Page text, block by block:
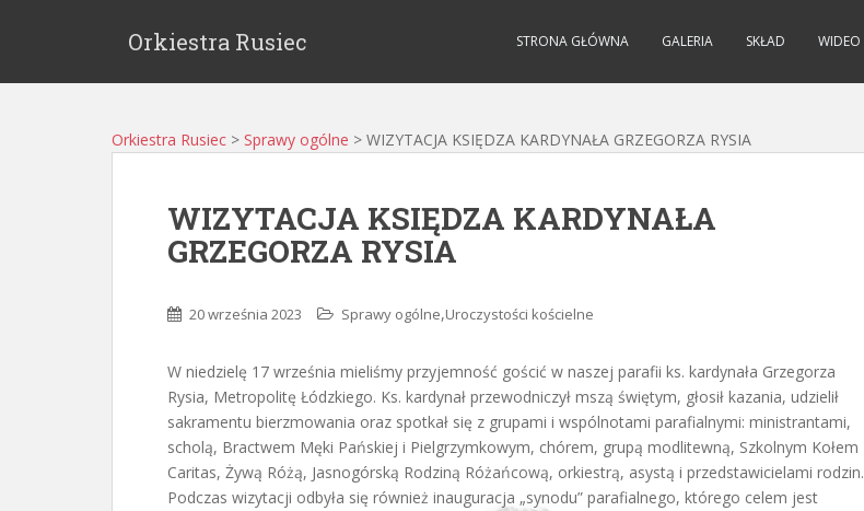
Orkiestra Rusiec STRONA GŁÓWNA GALERIA SKŁAD WIDEO
Orkiestra Rusiec > Sprawy ogólne > WIZYTACJA KSIĘDZA KARDYNAŁA GRZEGORZA RYSIA
WIZYTACJA KSIĘDZA KARDYNAŁA
GRZEGORZA RYSIA
20 września 2023 Sprawy ogólne,Uroczystości kościelne
W niedzielę 17 września mieliśmy przyjemność gościć w naszej parafii ks. kardynała Grzegorza
Rysia, Metropolitę Łódzkiego. Ks. kardynał przewodniczył mszą świętym, głosił kazania, udzielił
sakramentu bierzmowania oraz spotkał się z grupami i wspólnotami parafialnymi: ministrantami,
scholą, Bractwem Męki Pańskiej i Pielgrzymkowym, chórem, grupą modlitewną, Szkolnym Kołem
Caritas, Żywą Różą, Jasnogórską Rodziną Różańcową, orkiestrą, asystą i przedstawicielami rodzin.
Podczas wizytacji odbyła się również inauguracja „synodu” parafialnego, którego celem jest